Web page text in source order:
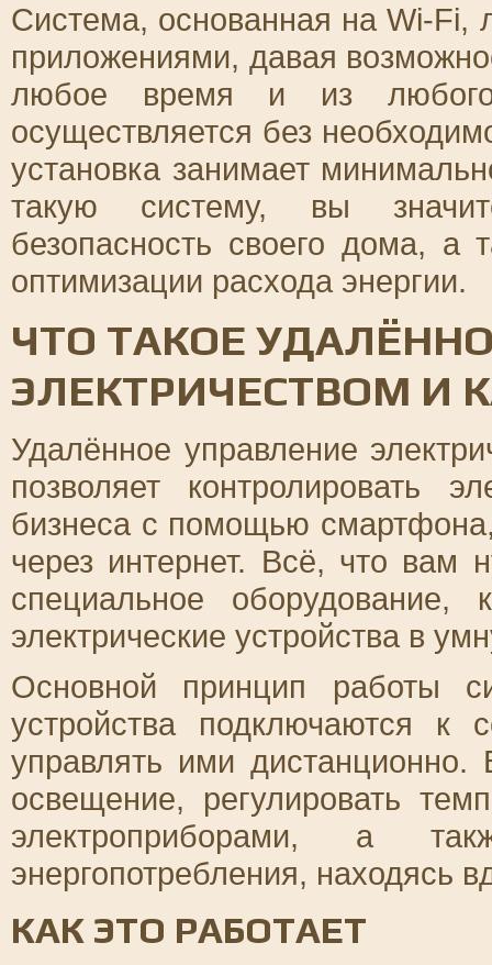
Система, основанная на Wi-Fi,
приложениями, давая
любое время и из
осуществляется без
установка занимает
такую систему, вы
безопасность своего дома, а
оптимизации расхода энергии.
ЧТО ТАКОЕ
ЭЛЕКТРИЧЕСТВОМ И
Удалённое управление
позволяет контролировать
бизнеса с помощью
через интернет. Всё, что вам
специальное оборудование,
электрические устройства в
Основной принцип работы
устройства подключаются к
управлять ими
освещение, регулировать
электроприборами, а
энергопотребления, находясь
КАК ЭТО РАБОТАЕТ